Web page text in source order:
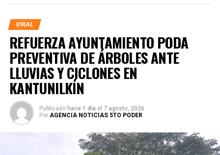
VIRAL
REFUERZA AYUNTAMIENTO PODA
PREVENTIVA DE ÁRBOLES ANTE
LLUVIAS Y CICLONES EN
KANTUNILKÍN
Publicado hace 1 día el 7 agosto, 2026
Por AGENCIA NOTICIAS 5TO PODER